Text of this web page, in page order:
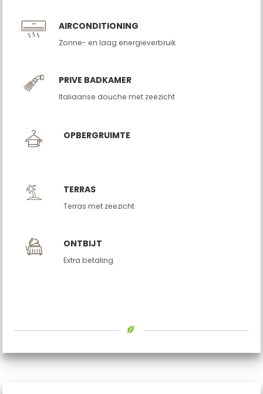
AIRCONDITIONING
Zonne- en laag energieverbruik
PRIVE BADKAMER
Italiaanse douche met zeezicht
OPBERGRUIMTE
TERRAS
Terras met zeezicht
ONTBIJT
Extra betaling